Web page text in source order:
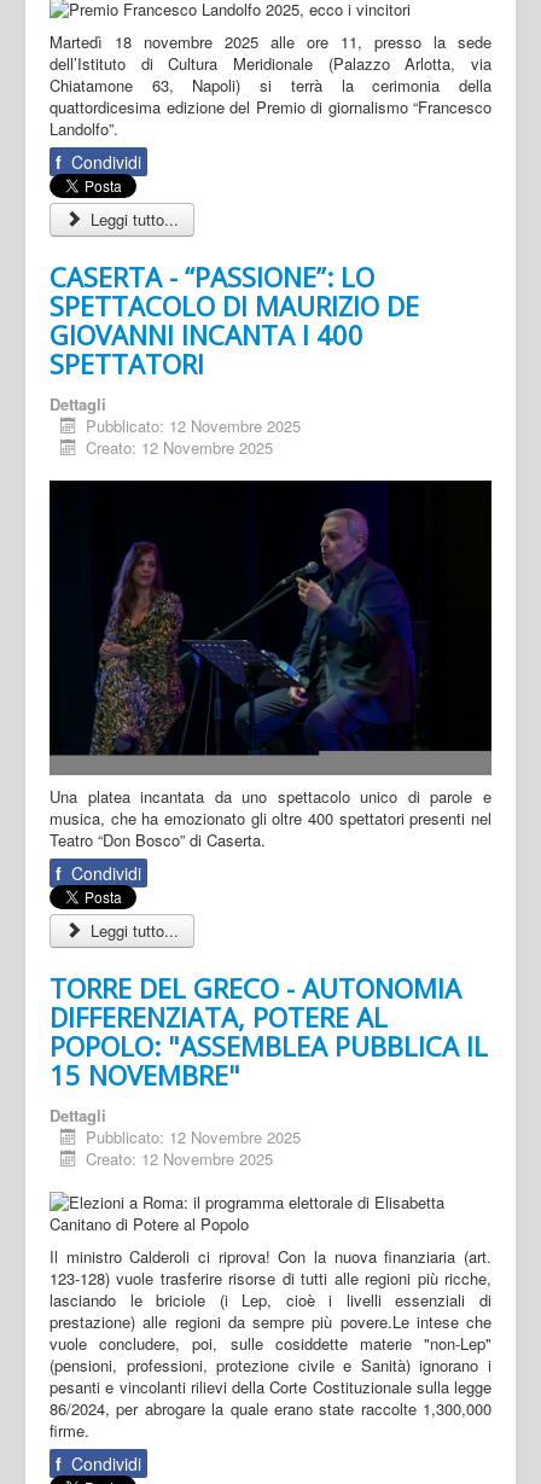
Martedì 18 novembre 2025 alle ore 11, presso la sede
dell’Istituto di Cultura Meridionale (Palazzo Arlotta, via
Chiatamone 63, Napoli) si terrà la cerimonia della
quattordicesima edizione del Premio di giornalismo “Francesco
Landolfo”.
f Condividi
Leggi tutto...
CASERTA - “PASSIONE”: LO
SPETTACOLO DI MAURIZIO DE
GIOVANNI INCANTA I 400
SPETTATORI
Dettagli
Pubblicato: 12 Novembre 2025
Creato: 12 Novembre 2025
Una platea incantata da uno spettacolo unico di parole e
musica, che ha emozionato gli oltre 400 spettatori presenti nel
Teatro “Don Bosco” di Caserta.
f Condividi
Leggi tutto...
TORRE DEL GRECO - AUTONOMIA
DIFFERENZIATA, POTERE AL
POPOLO: "ASSEMBLEA PUBBLICA IL
15 NOVEMBRE"
Dettagli
Pubblicato: 12 Novembre 2025
Creato: 12 Novembre 2025
Il ministro Calderoli ci riprova! Con la nuova finanziaria (art.
123-128) vuole trasferire risorse di tutti alle regioni più ricche,
lasciando le briciole (i Lep, cioè i livelli essenziali di
prestazione) alle regioni da sempre più povere.Le intese che
vuole concludere, poi, sulle cosiddette materie "non-Lep"
(pensioni, professioni, protezione civile e Sanità) ignorano i
pesanti e vincolanti rilievi della Corte Costituzionale sulla legge
86/2024, per abrogare la quale erano state raccolte 1,300,000
firme.
f Condividi